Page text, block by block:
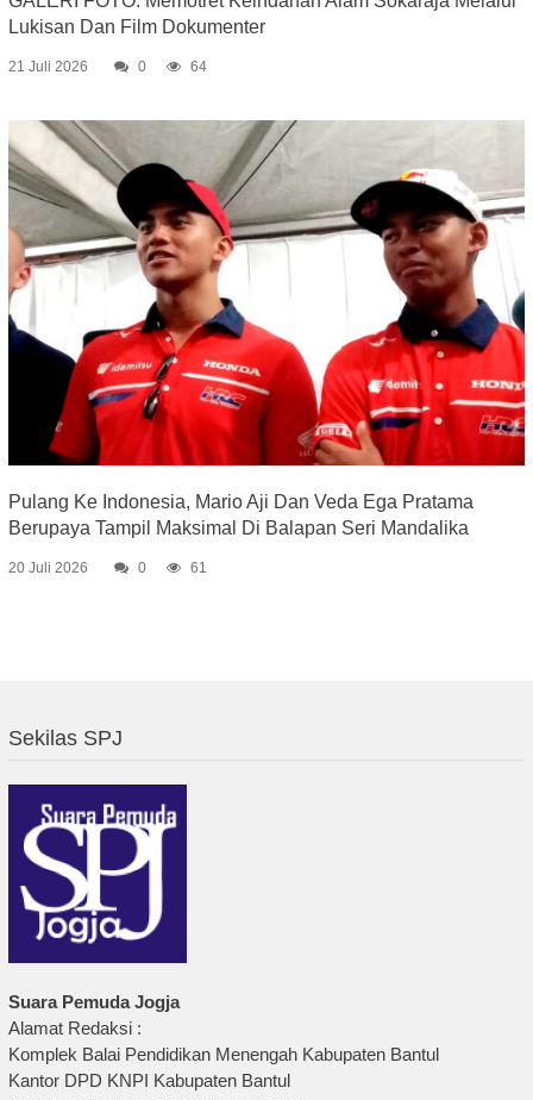
Lukisan Dan Film Dokumenter
21 Juli 2026 0 64
Pulang Ke Indonesia, Mario Aji Dan Veda Ega Pratama
Berupaya Tampil Maksimal Di Balapan Seri Mandalika
20 Juli 2026 0 61
Sekilas SPJ
Suara Pemuda Jogja
Alamat Redaksi :
Komplek Balai Pendidikan Menengah Kabupaten Bantul
Kantor DPD KNPI Kabupaten Bantul